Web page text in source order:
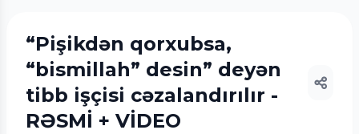
“Pişikdən qorxubsa,
“bismillah” desin” deyən
tibb işçisi cəzalandırılır -
RƏSMİ + VİDEO